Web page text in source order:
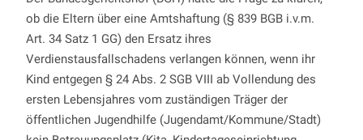
ob die Eltern über eine Amtshaftung (§ 839 BGB i.v.m.
Art. 34 Satz 1 GG) den Ersatz ihres
Verdienstausfallschadens verlangen können, wenn ihr
Kind entgegen § 24 Abs. 2 SGB VIII ab Vollendung des
ersten Lebensjahres vom zuständigen Träger der
öffentlichen Jugendhilfe (Jugendamt/Kommune/Stadt)